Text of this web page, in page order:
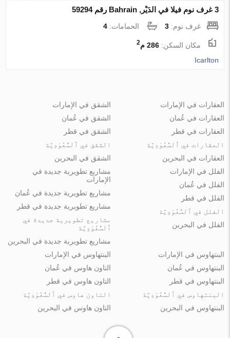
3 غرف نوم فيلا في الدَيْر, Bahrain رقم 59294
غرف نوم:3 الحمامات:4
مكان السكن:286 م 2
Icarlton
العقارات في الإمارات
العقارات في عُمان
العقارات في قطر
العقارات في ٱلسُّعُوْدِيَّة
العقارات في البحرين
الشقق في الإمارات
الشقق في عُمان
الشقق في قطر
الشقق في ٱلسُّعُوْدِيَّة
الشقق في البحرين
الفلل في الإمارات
الفلل في عُمان
الفلل في قطر
الفلل في ٱلسُّعُوْدِيَّة
الفلل في البحرين
مشاريع تطويرية جديدة في
الإمارات
مشاريع تطويرية جديدة في عُمان
مشاريع تطويرية جديدة في قطر
مشاريع تطويرية جديدة في
ٱلسُّعُوْدِيَّة
مشاريع تطويرية جديدة في البحرين
البنتهاوس في الإمارات
البنتهاوس في عُمان
البنتهاوس في قطر
البنتهاوس في ٱلسُّعُوْدِيَّة
البنتهاوس في البحرين
البنتهاوس في الإمارات
التاون هاوس في عُمان
التاون هاوس في قطر
التاون هاوس في ٱلسُّعُوْدِيَّة
التاون هاوس في البحرين